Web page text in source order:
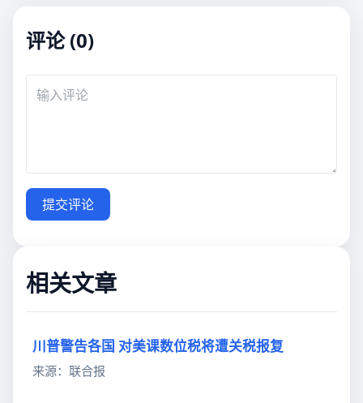
评论 (0)
提交评论
相关文章
川普警告各国 对美课数位税将遭关税报复
来源：联合报